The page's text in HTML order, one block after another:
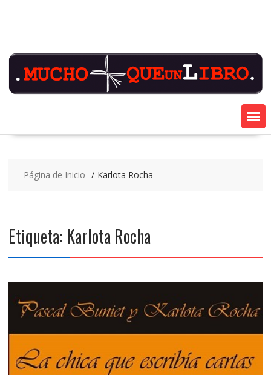
Página de Inicio Karlota Rocha
Etiqueta: Karlota Rocha